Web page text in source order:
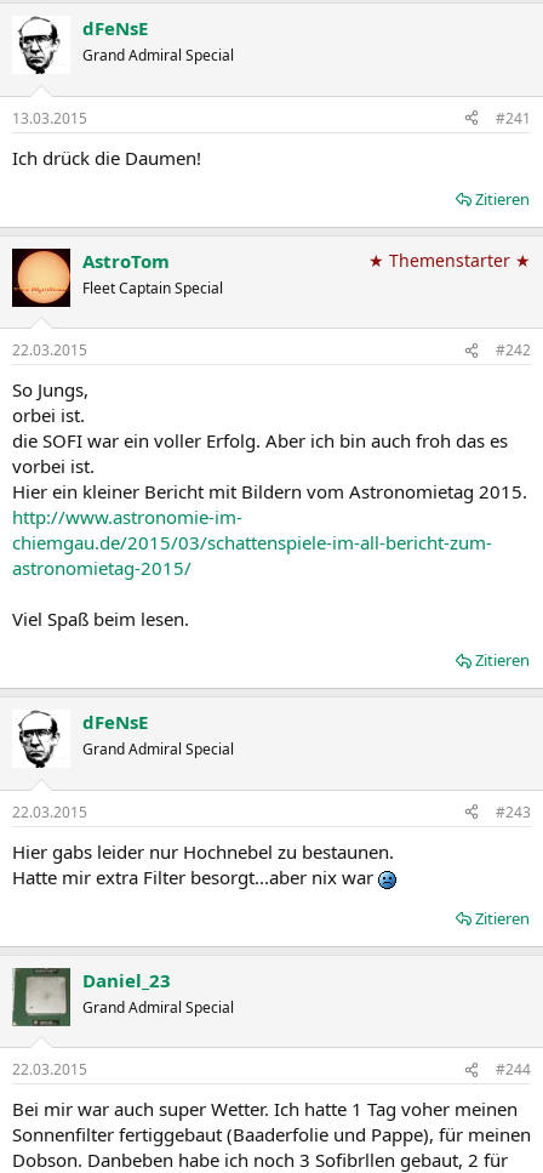
dFeNsE
Grand Admiral Special
13.03.2015 #241
Ich drück die Daumen!
Zitieren
AstroTom
Fleet Captain Special
★ Themenstarter ★
22.03.2015 #242
So Jungs,
orbei ist.
die SOFI war ein voller Erfolg. Aber ich bin auch froh das es
vorbei ist.
Hier ein kleiner Bericht mit Bildern vom Astronomietag 2015.
http://www.astronomie-im-
chiemgau.de/2015/03/schattenspiele-im-all-bericht-zum-
astronomietag-2015/
Viel Spaß beim lesen.
Zitieren
dFeNsE
Grand Admiral Special
22.03.2015 #243
Hier gabs leider nur Hochnebel zu bestaunen.
Hatte mir extra Filter besorgt...aber nix war
Zitieren
Daniel_23
Grand Admiral Special
22.03.2015 #244
Bei mir war auch super Wetter. Ich hatte 1 Tag voher meinen
Sonnenfilter fertiggebaut (Baaderfolie und Pappe), für meinen
Dobson. Danbeben habe ich noch 3 Sofibrllen gebaut, 2 für